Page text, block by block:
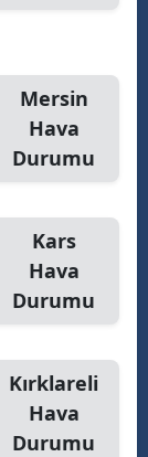
Mersin
Hava
Durumu
Kars
Hava
Durumu
Kırklareli
Hava
Durumu